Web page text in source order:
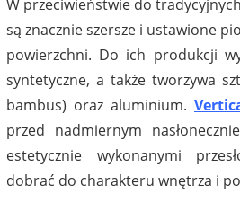
W przeciwieństwie do
są znacznie szersze i ustawione
powierzchni. Do ich produkcji
syntetyczne, a także tworzywa
bambus) oraz aluminium.
przed nadmiernym
estetycznie wykonanymi
dobrać do charakteru wnętrza i